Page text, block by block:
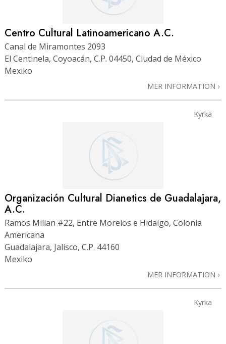
Centro Cultural Latinoamericano A.C.
Canal de Miramontes 2093
El Centinela, Coyoacán, C.P. 04450, Ciudad de México
Mexiko
MER INFORMATION
Kyrka
Organización Cultural Dianetics de Guadalajara,
A.C.
Ramos Millan #22, Entre Morelos e Hidalgo, Colonia
Americana
Guadalajara, Jalisco, C.P. 44160
Mexiko
MER INFORMATION
Kyrka